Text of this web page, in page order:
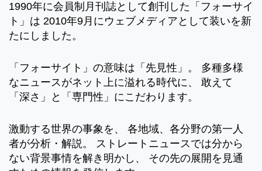
1990年に会員制月刊誌として創刊した「フォーサイ
ト」は 2010年9月にウェブメディアとして装いを新
たにしました。
「フォーサイト」の意味は「先見性」。 多種多様
なニュースがネット上に溢れる時代に、 敢えて
「深さ」と「専門性」にこだわります。
激動する世界の事象を、 各地域、各分野の第一人
者が分析・解説。 ストレートニュースでは分から
ない背景事情を解き明かし、 その先の展開を見通